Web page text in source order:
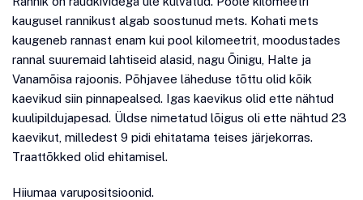
kaugusel rannikust algab soostunud mets. Kohati mets
kaugeneb rannast enam kui pool kilomeetrit, moodustades
rannal suuremaid lahtiseid alasid, nagu Õinigu, Halte ja
Vanamõisa rajoonis. Põhjavee läheduse tõttu olid kõik
kaevikud siin pinnapealsed. Igas kaevikus olid ette nähtud
kuulipildujapesad. Üldse nimetatud lõigus oli ette nähtud 23
kaevikut, milledest 9 pidi ehitatama teises järjekorras.
Traattõkked olid ehitamisel.
Hiiumaa varupositsioonid.